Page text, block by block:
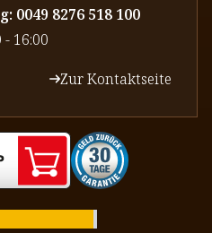
0049 8276 518 100
16:00
Zur Kontaktseite